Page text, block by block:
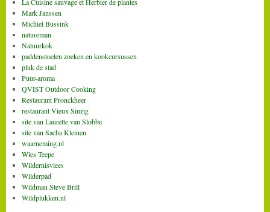
Mark Janssen
Michiel Bussink
natureman
Natuurkok
paddenstoelen zoeken en kookcursussen
pluk de stad
Puur-aroma
QVIST Outdoor Cooking
Restaurant Pronckheer
restaurant Vieux Sinzig
site van Laurette van Slobbe
site van Sacha Kleinen
waarneming.nl
Wies Teepe
Wildernisvlees
Wilderpad
Wildman Steve Brill
Wildplukken.nl